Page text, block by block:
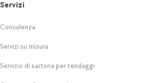
Servizi
Consulenza
Servizi su misura
Servizio di sartoria per tendaggi